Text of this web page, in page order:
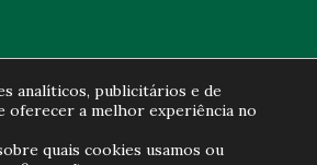
analíticos, publicitários e de
oferecer a melhor experiência no
quais cookies usamos ou